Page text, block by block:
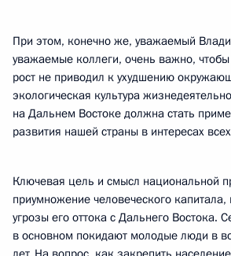
При этом, конечно же, уважаемый
уважаемые коллеги, очень важно,
рост не приводил к ухудшению
экологическая культура
на Дальнем Востоке должна стать
развития нашей страны в интересах
Ключевая цель и смысл национальной
приумножение человеческого
угрозы его оттока с Дальнего Востока.
в основном покидают молодые люди в